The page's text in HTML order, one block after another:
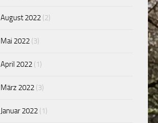
August 2022 (2)
Mai 2022 (3)
April 2022 (1)
März 2022 (3)
Januar 2022 (1)